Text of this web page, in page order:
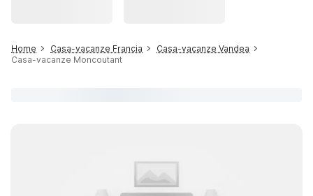
Home Casa-vacanze Francia
Casa-vacanze Vandea
Casa-vacanze Moncoutant